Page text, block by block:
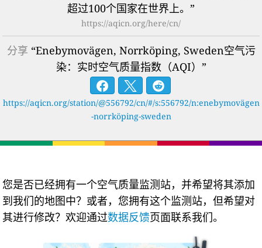
超过100个国家在世界上。”
https://aqicn.org/here/cn/
分享 “Enebymovägen, Norrköping, Sweden空气污
染：实时空气质量指数（AQI）”
https://aqicn.org/station/@556792/cn/#/s:556792/n:enebymovägen
-norrköping-sweden
您是否已经拥有一个空气质量监测站，并希望将其添加
到我们的地图中？或者，您拥有这个监测站，但希望对
其进行修改？欢迎通过数据反馈页面联系我们。